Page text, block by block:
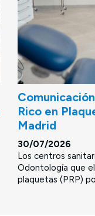
Rico en
Madrid
30/07/2026
Los centros
Odontología que
plaquetas (PRP)